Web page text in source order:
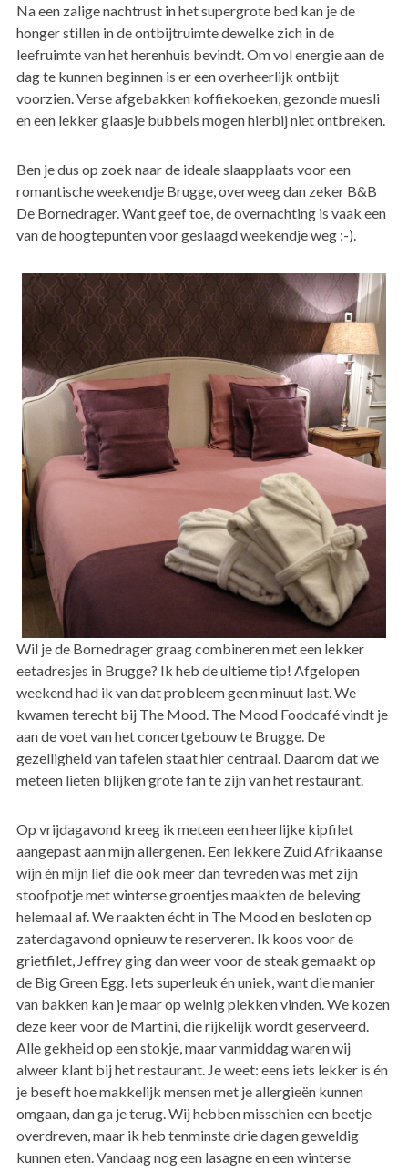
Na een zalige nachtrust in het supergrote bed kan je de
honger stillen in de ontbijtruimte dewelke zich in de
leefruimte van het herenhuis bevindt. Om vol energie aan de
dag te kunnen beginnen is er een overheerlijk ontbijt
voorzien. Verse afgebakken koffiekoeken, gezonde muesli
en een lekker glaasje bubbels mogen hierbij niet ontbreken.
Ben je dus op zoek naar de ideale slaapplaats voor een
romantische weekendje Brugge, overweeg dan zeker B&B
De Bornedrager. Want geef toe, de overnachting is vaak een
van de hoogtepunten voor geslaagd weekendje weg ;-).
Wil je de Bornedrager graag combineren met een lekker
eetadresjes in Brugge? Ik heb de ultieme tip! Afgelopen
weekend had ik van dat probleem geen minuut last. We
kwamen terecht bij The Mood. The Mood Foodcafé vindt je
aan de voet van het concertgebouw te Brugge. De
gezelligheid van tafelen staat hier centraal. Daarom dat we
meteen lieten blijken grote fan te zijn van het restaurant.
Op vrijdagavond kreeg ik meteen een heerlijke kipfilet
aangepast aan mijn allergenen. Een lekkere Zuid Afrikaanse
wijn én mijn lief die ook meer dan tevreden was met zijn
stoofpotje met winterse groentjes maakten de beleving
helemaal af. We raakten écht in The Mood en besloten op
zaterdagavond opnieuw te reserveren. Ik koos voor de
grietfilet, Jeffrey ging dan weer voor de steak gemaakt op
de Big Green Egg. Iets superleuk én uniek, want die manier
van bakken kan je maar op weinig plekken vinden. We kozen
deze keer voor de Martini, die rijkelijk wordt geserveerd.
Alle gekheid op een stokje, maar vanmiddag waren wij
alweer klant bij het restaurant. Je weet: eens iets lekker is én
je beseft hoe makkelijk mensen met je allergieën kunnen
omgaan, dan ga je terug. Wij hebben misschien een beetje
overdreven, maar ik heb tenminste drie dagen geweldig
kunnen eten. Vandaag nog een lasagne en een winterse